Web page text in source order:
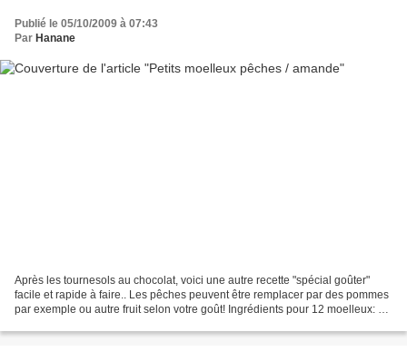
Publié le 05/10/2009 à 07:43
Par Hanane
Après les tournesols au chocolat, voici une autre recette "spécial goûter"
facile et rapide à faire.. Les pêches peuvent être remplacer par des pommes
par exemple ou autre fruit selon votre goût! Ingrédients pour 12 moelleux: 2